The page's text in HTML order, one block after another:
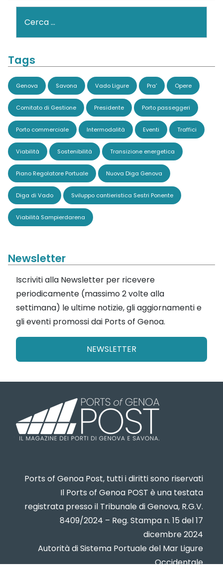
Tags
Genova Savona Vado Ligure Pra' Opere
Comitato di Gestione Presidente Porto passeggeri
Porto commerciale Intermodalità Eventi Traffici
Viabilità Sostenibilità Transizione energetica
Piano Regolatore Portuale Nuova Diga Genova
Diga di Vado Sviluppo cantieristica Sestri Ponente
Viabilità Sampierdarena
Newsletter
Iscriviti alla Newsletter per ricevere
periodicamente (massimo 2 volte alla
settimana) le ultime notizie, gli aggiornamenti e
gli eventi promossi dai Ports of Genoa.
NEWSLETTER
Ports of Genoa Post, tutti i diritti sono riservati
Il Ports of Genoa POST è una testata
registrata presso il Tribunale di Genova, R.G.V.
8409/2024 – Reg. Stampa n. 15 del 17
dicembre 2024
Autorità di Sistema Portuale del Mar Ligure
Occidentale